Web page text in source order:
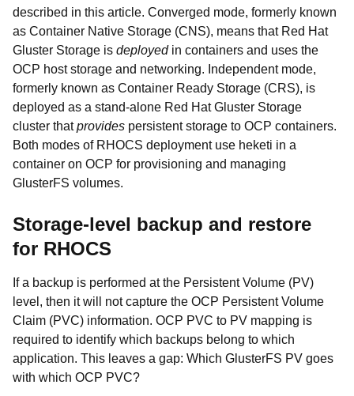
described in this article. Converged mode, formerly known
as Container Native Storage (CNS), means that Red Hat
Gluster Storage is deployedin containers and uses the
OCP host storage and networking. Independent mode,
formerly known as Container Ready Storage (CRS), is
deployed as a stand-alone Red Hat Gluster Storage
cluster thatprovides persistent storage to OCP containers.
Both modes of RHOCS deployment use heketi in a
container on OCP for provisioning and managing
GlusterFS volumes.
Storage-level backup and restore
for RHOCS
If a backup is performed at the Persistent Volume (PV)
level, then it will not capture the OCP Persistent Volume
Claim (PVC) information. OCP PVC to PV mapping is
required to identify which backups belong to which
application. This leaves a gap: Which GlusterFS PV goes
with which OCP PVC?